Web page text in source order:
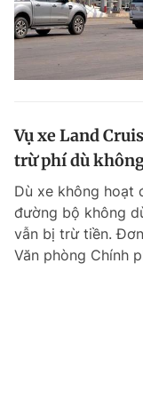
Vụ xe Land
trừ phí dù
Dù xe không hoạt
đường bộ không
vẫn bị trừ tiền.
Văn phòng Chính